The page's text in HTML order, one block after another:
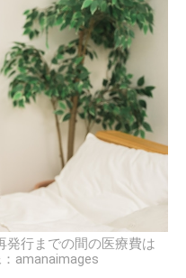
発行までの間の医療費は
amanaimages